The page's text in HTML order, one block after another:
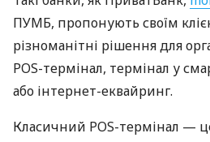
ПУМБ, пропонують своїм
різноманітні рішення для
POS-термінал, термінал у
або інтернет-еквайринг.
Класичний POS-термінал —